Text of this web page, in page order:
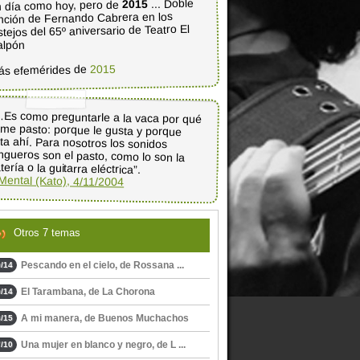
día como hoy, pero de2015 ... Doble
de Fernando Cabrera en los
del 65º aniversario de Teatro El
efemérides de 2015
como preguntarle a la vaca por qué
pasto: porque le gusta y porque
ahí. Para nosotros los sonidos
son el pasto, como lo son la
o la guitarra eléctrica”.
(Kato), 4/11/2004
Otros 7 temas
14 Pescando en el cielo, de Rossana ...
14 El Tarambana, de La Chorona
15 A mi manera, de Buenos Muchachos
10 Una mujer en blanco y negro, de L ...